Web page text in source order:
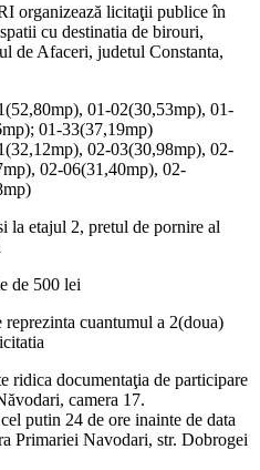
licitaţii publice în
cu destinatia de birouri,
de Afaceri, judetul Constanta,
01-02(30,53mp), 01-
01-33(37,19mp)
02-03(30,98mp), 02-
02-06(31,40mp), 02-
la etajul 2, pretul de pornire al
de 500 lei
cuantumul a 2(doua)
ridica documentaţia de participare
camera 17.
24 de ore inainte de data
Primariei Navodari, str. Dobrogei